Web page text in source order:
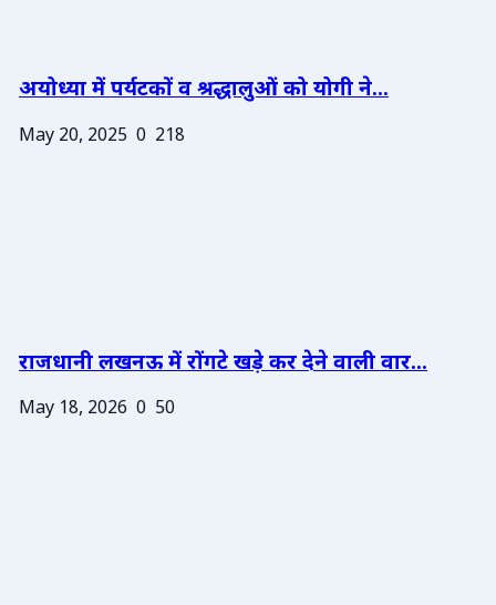
अयोध्या में पर्यटकों व श्रद्धालुओं को योगी ने...
May 20, 2025 0 218
राजधानी लखनऊ में रोंगटे खड़े कर देने वाली वार...
May 18, 2026 0 50